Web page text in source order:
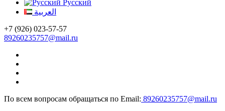
Русский
العربية
+7 (926) 023-57-57
89260235757@mail.ru
По всем вопросам обращаться по Email: 89260235757@mail.ru